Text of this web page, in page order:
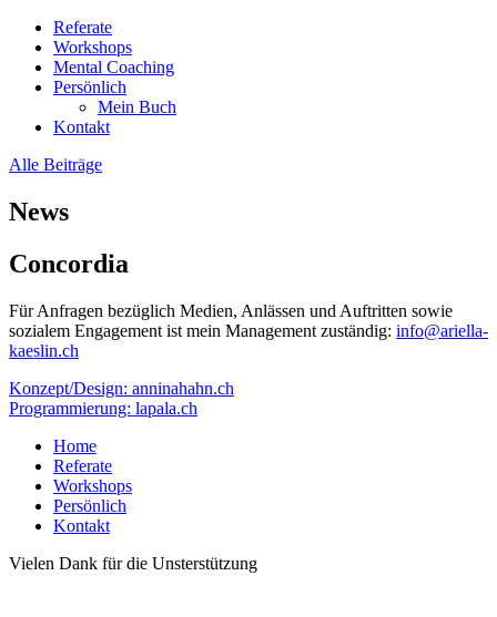
Referate
Workshops
Mental Coaching
Persönlich
Mein Buch
Kontakt
Alle Beiträge
News
Concordia
Für Anfragen bezüglich Medien, Anlässen und Auftritten sowie
sozialem Engagement ist mein Management zuständig: info@ariella-
kaeslin.ch
Konzept/Design: anninahahn.ch
Programmierung: lapala.ch
Home
Referate
Workshops
Persönlich
Kontakt
Vielen Dank für die Unsterstützung